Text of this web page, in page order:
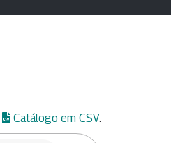
Catálogo em CSV.